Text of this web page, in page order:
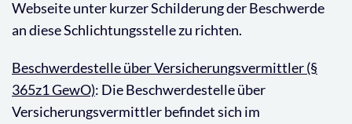
Webseite unter kurzer Schilderung der Beschwerde
an diese Schlichtungsstelle zu richten.
Beschwerdestelle über Versicherungsvermittler (§
365z1 GewO): Die Beschwerdestelle über
Versicherungsvermittler befindet sich im